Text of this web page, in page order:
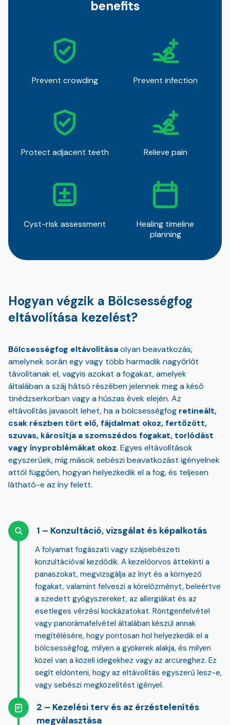
benefits
Prevent crowding Prevent infection
Protect adjacent teeth Relieve pain
Cyst-risk assessment
Healing timeline
planning
Hogyan végzik a Bölcsességfog
eltávolítása kezelést?
Bölcsességfog eltávolításaolyan beavatkozás,
amelynek során egy vagy több harmadik nagyőrlőt
távolítanak el, vagyis azokat a fogakat, amelyek
általában a száj hátsó részében jelennek meg a késő
tinédzserkorban vagy a húszas évek elején. Az
eltávolítás javasolt lehet, ha a bölcsességfog retineált,
csak részben tört elő, fájdalmat okoz, fertőzött,
szuvas, károsítja a szomszédos fogakat, torlódást
vagy ínyproblémákat okoz. Egyes eltávolítások
egyszerűek, míg mások sebészi beavatkozást igényelnek
attól függően, hogyan helyezkedik el a fog, és teljesen
látható-e az íny felett.
Konzultáció, vizsgálat és képalkotás
A folyamat fogászati vagy szájsebészeti
konzultációval kezdődik. A kezelőorvos áttekinti a
panaszokat, megvizsgálja az ínyt és a környező
fogakat, valamint felveszi a kórelőzményt, beleértve
a szedett gyógyszereket, az allergiákat és az
esetleges vérzési kockázatokat. Röntgenfelvétel
vagy panorámafelvétel általában készül annak
megítélésére, hogy pontosan hol helyezkedik el a
bölcsességfog, milyen a gyökerek alakja, és milyen
közel van a közeli idegekhez vagy az arcüreghez. Ez
segít eldönteni, hogy az eltávolítás egyszerű lesz-e,
vagy sebészi megközelítést igényel.
Kezelési terv és az érzéstelenítés
megválasztása